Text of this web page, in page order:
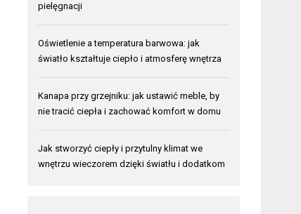
pielęgnacji
Oświetlenie a temperatura barwowa: jak
światło kształtuje ciepło i atmosferę wnętrza
Kanapa przy grzejniku: jak ustawić meble, by
nie tracić ciepła i zachować komfort w domu
Jak stworzyć ciepły i przytulny klimat we
wnętrzu wieczorem dzięki światłu i dodatkom